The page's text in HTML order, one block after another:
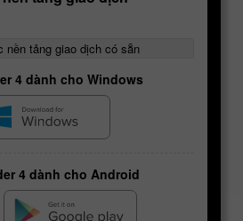
nền tảng giao dịch có sẵn
4 dành cho Windows
4 dành cho Android